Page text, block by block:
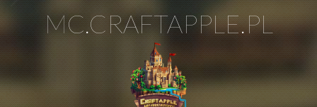
MC.CRAFTAPPLE.PL